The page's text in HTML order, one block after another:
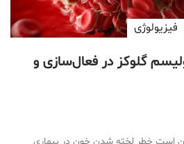
فیزیولوژی
گلوکز در فعال‌سازی و